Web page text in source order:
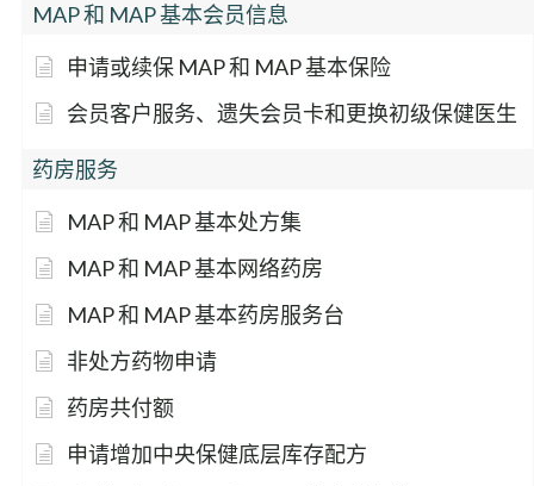
MAP 和 MAP 基本会员信息
申请或续保 MAP 和 MAP 基本保险
会员客户服务、遗失会员卡和更换初级保健医生
药房服务
MAP 和 MAP 基本处方集
MAP 和 MAP 基本网络药房
MAP 和 MAP 基本药房服务台
非处方药物申请
药房共付额
申请增加中央保健底层库存配方